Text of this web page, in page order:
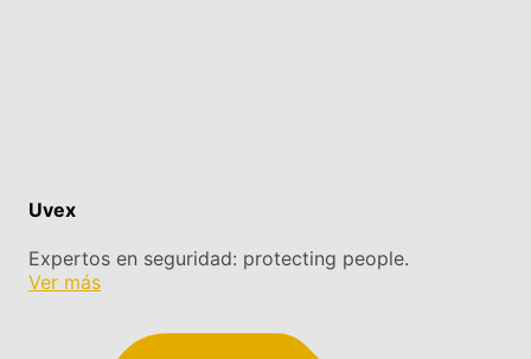
Uvex
Expertos en seguridad: protecting people.
Ver más